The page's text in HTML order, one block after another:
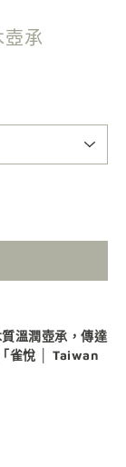
承
溫潤壺承，傳達
雀悅 │ Taiwan